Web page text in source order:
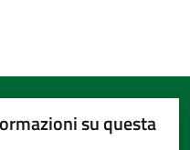
su questa